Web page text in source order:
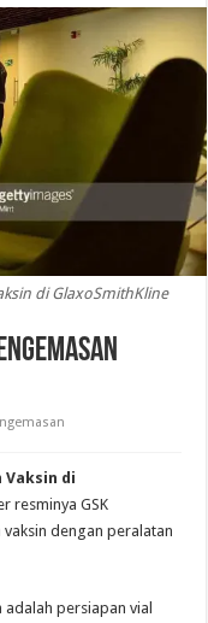
di GlaxoSmithKline
Vaksin di
resminya GSK
dengan peralatan
persiapan vial